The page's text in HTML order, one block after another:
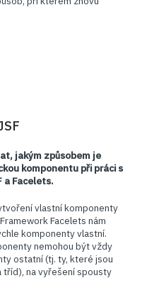
jakým způsobem je
komponentu při práci s
a Facelets.
vlastní komponenty
Facelets nám
komponenty vlastní.
nemohou být vždy
ostatní (tj. ty, které jsou
tříd), na vyřešení spousty